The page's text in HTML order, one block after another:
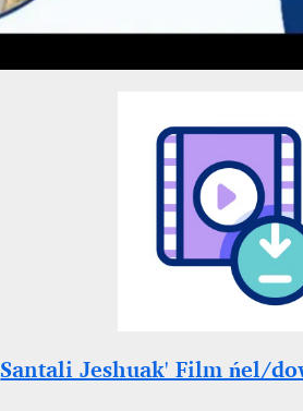
Santali Jeshuak' Film ńel/